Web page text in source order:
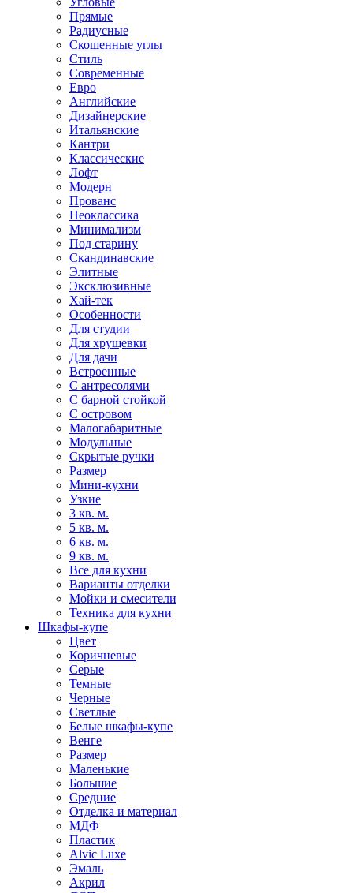
Прямые
Радиусные
Скошенные углы
Стиль
Современные
Евро
Английские
Дизайнерские
Итальянские
Кантри
Классические
Лофт
Модерн
Прованс
Неоклассика
Минимализм
Под старину
Скандинавские
Элитные
Эксклюзивные
Хай-тек
Особенности
Для студии
Для хрущевки
Для дачи
Встроенные
С антресолями
С барной стойкой
С островом
Малогабаритные
Модульные
Скрытые ручки
Размер
Мини-кухни
Узкие
3 кв. м.
5 кв. м.
6 кв. м.
9 кв. м.
Все для кухни
Варианты отделки
Мойки и смесители
Техника для кухни
Шкафы-купе
Цвет
Коричневые
Серые
Темные
Черные
Светлые
Белые шкафы-купе
Венге
Размер
Маленькие
Большие
Средние
Отделка и материал
МДФ
Пластик
Alvic Luxe
Эмаль
Акрил